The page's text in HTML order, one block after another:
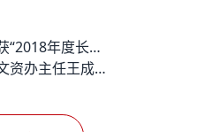
昭化德必易园喜获“2018年度长宁区时尚地标”称号
江西省委宣传部文资办主任王成饶一行来访东溪德必易园